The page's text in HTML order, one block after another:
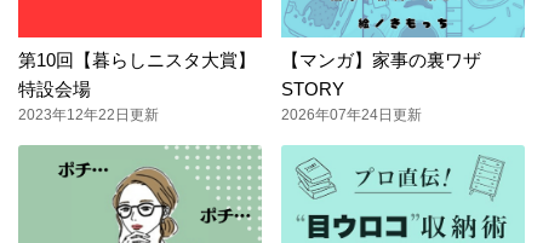
第10回【暮らしニスタ大賞】
特設会場
2023年12年22日更新
【マンガ】家事の裏ワザ
STORY
2026年07年24日更新